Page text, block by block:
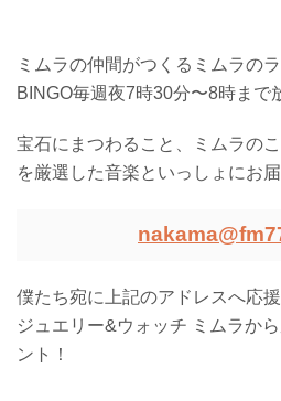
ミムラの仲間がつくるミムラの
BINGO毎週夜7時30分〜8時まで
宝石にまつわること、ミムラの
を厳選した音楽といっしょにお届
僕たち宛に上記のアドレスへ応
ジュエリー&ウォッチ ミムラか
ント！